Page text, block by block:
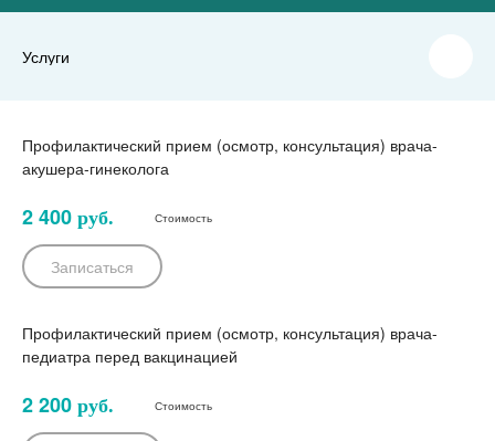
Услуги
Профилактический прием (осмотр, консультация) врача-
акушера-гинеколога
2 400 руб. Стоимость
Записаться
Профилактический прием (осмотр, консультация) врача-
педиатра перед вакцинацией
2 200 руб. Стоимость